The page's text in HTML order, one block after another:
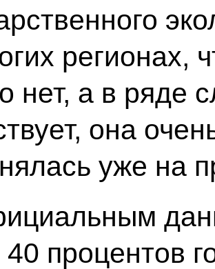
регионах,
нет, а в ряде
она
уже на
процентов